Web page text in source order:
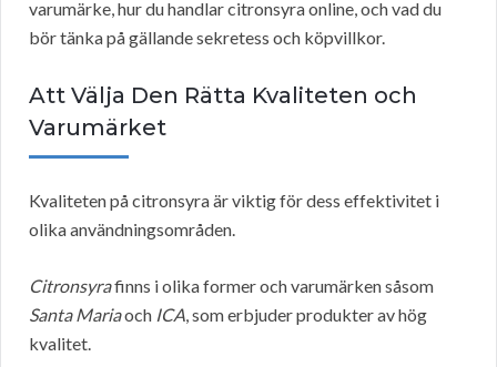
varumärke, hur du handlar citronsyra online, och vad du
bör tänka på gällande sekretess och köpvillkor.
Att Välja Den Rätta Kvaliteten och
Varumärket
Kvaliteten på citronsyra är viktig för dess effektivitet i
olika användningsområden.
Citronsyrafinns i olika former och varumärken såsom
Santa Mariaoch ICA, som erbjuder produkter av hög
kvalitet.